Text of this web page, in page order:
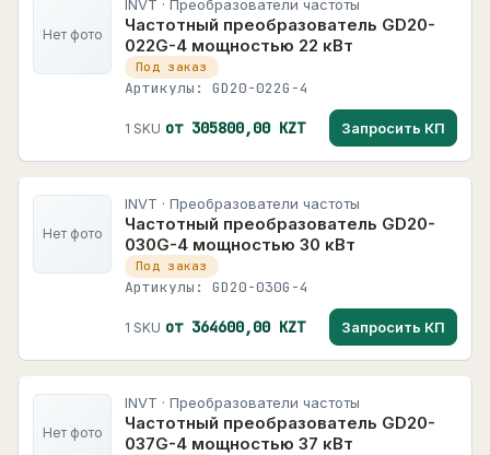
Нет фото
INVT · Преобразователи частоты
Частотный преобразователь GD20-
022G-4 мощностью 22 кВт
Под заказ
Артикулы: GD20-022G-4
1 SKU от 305800,00 KZT Запросить КП
Нет фото
INVT · Преобразователи частоты
Частотный преобразователь GD20-
030G-4 мощностью 30 кВт
Под заказ
Артикулы: GD20-030G-4
1 SKU от 364600,00 KZT Запросить КП
Нет фото
INVT · Преобразователи частоты
Частотный преобразователь GD20-
037G-4 мощностью 37 кВт